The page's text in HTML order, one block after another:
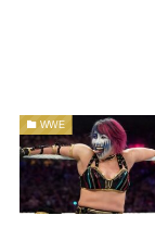
WWE